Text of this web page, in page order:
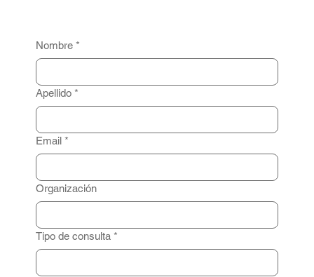
Nombre *
Apellido *
Email *
Organización
Tipo de consulta *